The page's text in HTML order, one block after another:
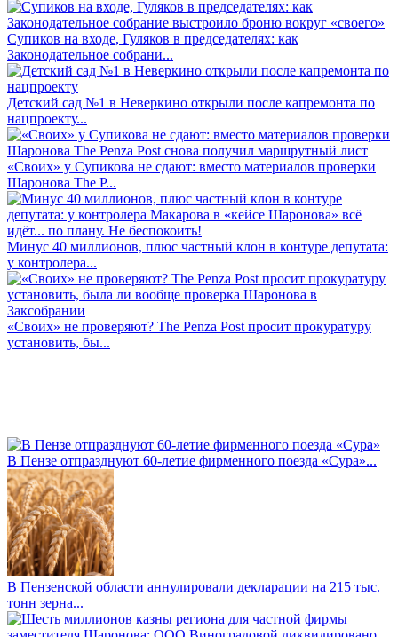
Супиков на входе, Гуляков в председателях: как
Законодательное собрани...
Детский сад №1 в Неверкино открыли после капремонта по
нацпроекту...
«Своих» у Супикова не сдают: вместо материалов проверки
Шаронова The P...
Минус 40 миллионов, плюс частный клон в контуре депутата:
у контролера...
«Своих» не проверяют? The Penza Post просит прокуратуру
установить, бы...
В Пензе отпразднуют 60-летие фирменного поезда «Сура»...
В Пензенской области аннулировали декларации на 215 тыс.
тонн зерна...